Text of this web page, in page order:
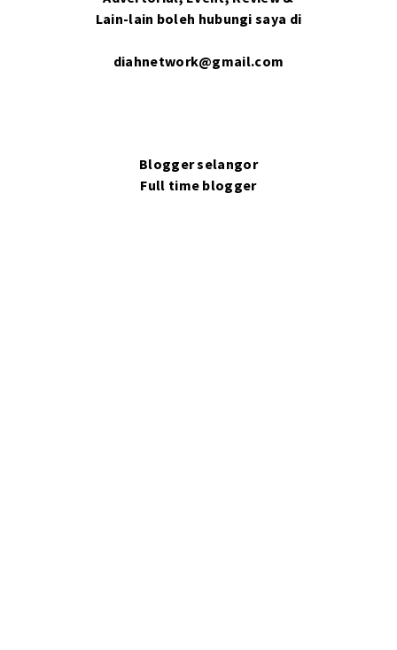
Lain-lain boleh hubungi saya di
diahnetwork@gmail.com
Blogger selangor
Full time blogger